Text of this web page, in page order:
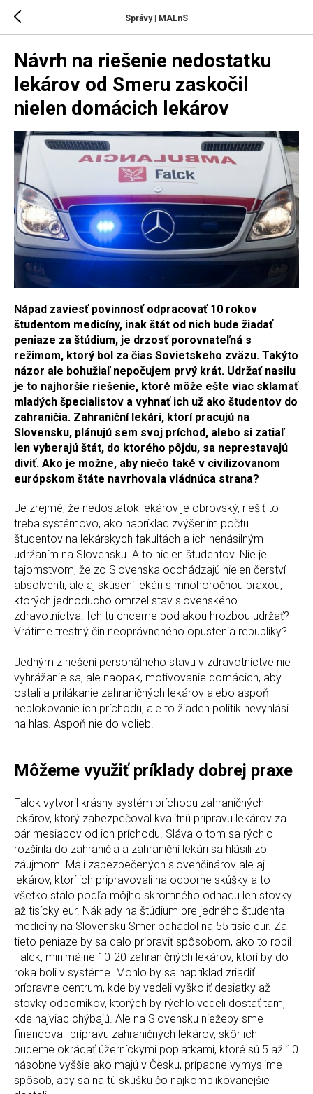
Správy | MALnS
Návrh na riešenie nedostatku
lekárov od Smeru zaskočil
nielen domácich lekárov
Nápad zaviesť povinnosť odpracovať 10 rokov
študentom medicíny, inak štát od nich bude žiadať
peniaze za štúdium, je drzosť porovnateľná s
režimom, ktorý bol za čias Sovietskeho zväzu. Takýto
názor ale bohužiaľ nepočujem prvý krát. Udržať nasilu
je to najhoršie riešenie, ktoré môže ešte viac sklamať
mladých špecialistov a vyhnať ich už ako študentov do
zahraničia. Zahraniční lekári, ktorí pracujú na
Slovensku, plánujú sem svoj príchod, alebo si zatiaľ
len vyberajú štát, do ktorého pôjdu, sa neprestavajú
diviť. Ako je možne, aby niečo také v civilizovanom
európskom štáte navrhovala vládnúca strana?
Je zrejmé, že nedostatok lekárov je obrovský, riešiť to
treba systémovo, ako napríklad zvýšením počtu
študentov na lekárskych fakultách a ich nenásilným
udržaním na Slovensku. A to nielen študentov. Nie je
tajomstvom, že zo Slovenska odchádzajú nielen čerství
absolventi, ale aj skúsení lekári s mnohoročnou praxou,
ktorých jednoducho omrzel stav slovenského
zdravotníctva. Ich tu chceme pod akou hrozbou udržať?
Vrátime trestný čin neoprávneného opustenia republiky?
Jedným z riešení personálneho stavu v zdravotníctve nie
vyhrážanie sa, ale naopak, motivovanie domácich, aby
ostali a prilákanie zahraničných lekárov alebo aspoň
neblokovanie ich príchodu, ale to žiaden politik nevyhlási
na hlas. Aspoň nie do volieb.
Môžeme využiť príklady dobrej praxe
Falck vytvoril krásny systém príchodu zahraničných
lekárov, ktorý zabezpečoval kvalitnú prípravu lekárov za
pár mesiacov od ich príchodu. Sláva o tom sa rýchlo
rozšírila do zahraničia a zahraniční lekári sa hlásili zo
záujmom. Mali zabezpečených slovenčinárov ale aj
lekárov, ktorí ich pripravovali na odborne skúšky a to
všetko stalo podľa môjho skromného odhadu len stovky
až tisícky eur. Náklady na štúdium pre jedného študenta
medicíny na Slovensku Smer odhadol na 55 tisíc eur. Za
tieto peniaze by sa dalo pripraviť spôsobom, ako to robil
Falck, minimálne 10-20 zahraničných lekárov, ktorí by do
roka boli v systéme. Mohlo by sa napríklad zriadiť
prípravne centrum, kde by vedeli vyškoliť desiatky až
stovky odborníkov, ktorých by rýchlo vedeli dostať tam,
kde najviac chýbajú. Ale na Slovensku niežeby sme
financovali prípravu zahraničných lekárov, skôr ich
budeme okrádať úžerníckymi poplatkami, ktoré sú 5 až 10
násobne vyššie ako majú v Česku, prípadne vymyslime
spôsob, aby sa na tú skúšku čo najkomplikovanejšie